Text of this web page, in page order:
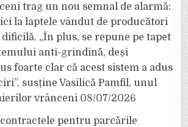
trag un nou semnal de alarmă:
la laptele vândut de producători
„În plus, se repune pe tapet
anti-grindină, deși
foarte clar că acest sistem a adus
susține Vasilică Pamfil, unul
vrânceni 08/07/2026
pentru parcările